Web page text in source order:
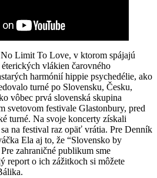
Limit To Love, v ktorom spájajú
vlákien čarovného
harmónií hippie psychedélie, ako
turné po Slovensku, Česku,
vôbec prvá slovenská skupina
svetovom festivale Glastonbury, pred
turné. Na svoje koncerty získali
na festival raz opäť vrátia. Pre Denník
Ela aj to, že “Slovensko by
zahraničné publikum sme
report o ich zážitkoch si môžete